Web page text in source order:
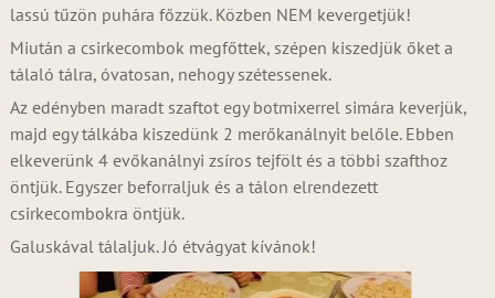
lassú tűzön puhára főzzük. Közben NEM kevergetjük!
Miután a csirkecombok megfőttek, szépen kiszedjük őket a
tálaló tálra, óvatosan, nehogy szétessenek.
Az edényben maradt szaftot egy botmixerrel simára keverjük,
majd egy tálkába kiszedünk 2 merőkanálnyit belőle. Ebben
elkeverünk 4 evőkanálnyi zsíros tejfölt és a többi szafthoz
öntjük. Egyszer beforraljuk és a tálon elrendezett
csirkecombokra öntjük.
Galuskával tálaljuk. Jó étvágyat kívánok!